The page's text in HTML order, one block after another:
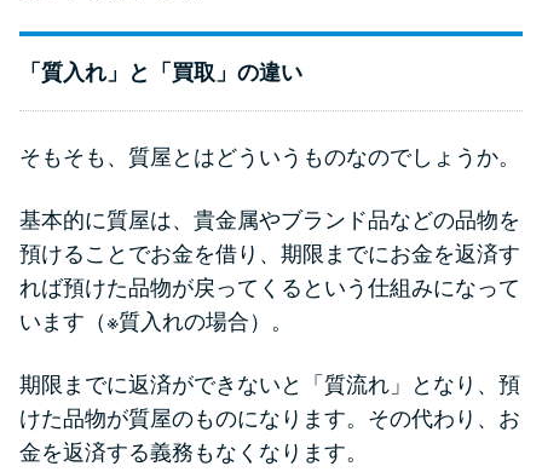
方法
アコムとレイクどっちがいい
の？ カードローンの選び方を徹
プロミスの返済方法を徹底解
説！ もっとも便利でお得な返済
方法はどれ？
年収が低い＆他社借入があると
落ちる？バンクイックの口コミ
を分析
「質入れ」と「買取」の違い
そもそも、質屋とはどういうものなのでしょうか。
基本的に質屋は、貴金属やブランド品などの品物を
預けることでお金を借り、期限までにお金を返済す
れば預けた品物が戻ってくるという仕組みになって
います（※質入れの場合）。
期限までに返済ができないと「質流れ」となり、預
けた品物が質屋のものになります。その代わり、お
金を返済する義務もなくなります。